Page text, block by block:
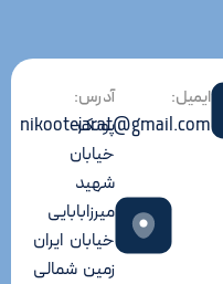
آدرس:
پونک
خیابان
شهید
میرزابابایی
خیابان ایران
زمین شمالی
ایمیل:
nikootejarat@gmail.com